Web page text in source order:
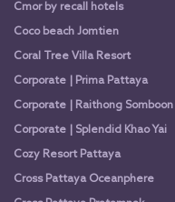
Cmor by recall hotels
Coco beach Jomtien
Coral Tree Villa Resort
Corporate | Prima Pattaya
Corporate | Raithong Somboon
Corporate | Splendid Khao Yai
Cozy Resort Pattaya
Cross Pattaya Oceanphere